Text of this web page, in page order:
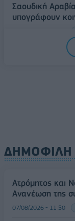
Σαουδική
υπογράφουν
ΔΗΜΟΦΙΛΗ
Ατρόμητος και
Ανανέωση της
07/08/2026 - 11:50